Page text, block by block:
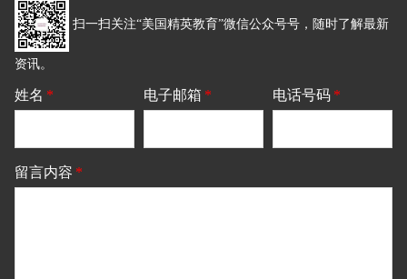
扫一扫关注“美国精英教育”微信公众号号，随时了解最新
资讯。
姓名 * 电子邮箱 * 电话号码 *
留言内容 *